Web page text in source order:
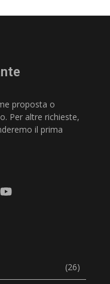
proposta o
. Per altre richieste,
il prima
(26)